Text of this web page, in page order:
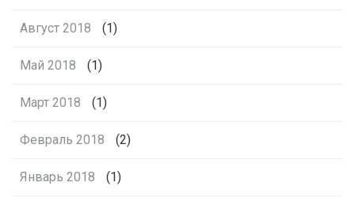
Август 2018 (1)
Май 2018 (1)
Март 2018 (1)
Февраль 2018 (2)
Январь 2018 (1)